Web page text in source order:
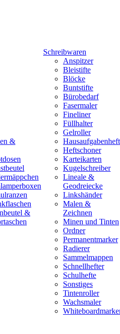
&
&
Schreibwaren
Anspitzer
Bleistifte
Blöcke
Buntstifte
Bürobedarf
Fasermaler
Fineliner
Füllhalter
Gelroller
Hausaufgabenheft
Heftschoner
Karteikarten
Kugelschreiber
Lineale &
Geodreiecke
Linkshänder
Malen &
Zeichnen
Minen und Tinten
Ordner
Permanentmarker
Radierer
Sammelmappen
Schnellhefter
Schulhefte
Sonstiges
Tintenroller
Wachsmaler